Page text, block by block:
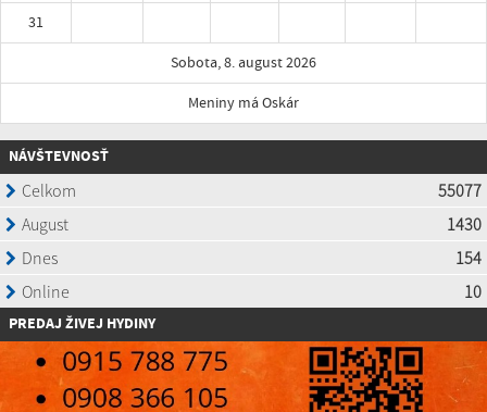
31
Sobota, 8. august 2026
Meniny má Oskár
NÁVŠTEVNOSŤ
PREDAJ ŽIVEJ HYDINY